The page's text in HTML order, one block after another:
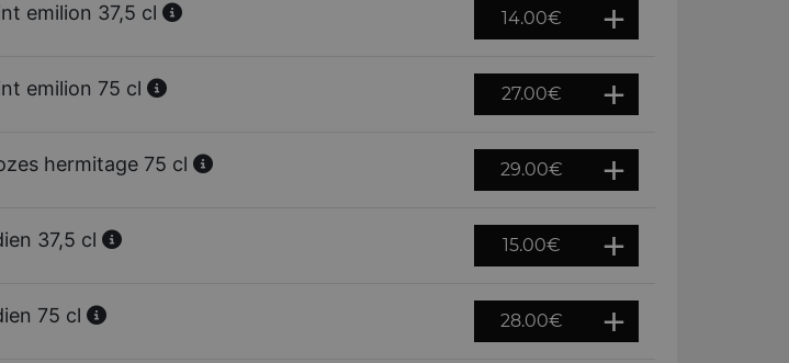
emilion 37,5 cl 14.00€
emilion 75 cl 27.00€
hermitage 75 cl 29.00€
37,5 cl 15.00€
75 cl 28.00€